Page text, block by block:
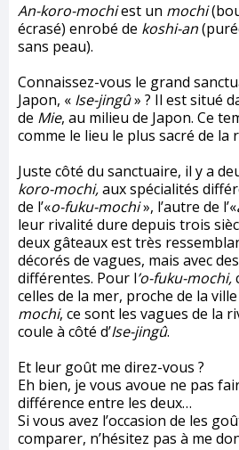
An-koro-mochiest un mochi
écrasé) enrobé de koshi-an
sans peau).
Connaissez-vous le grand
Japon, « Ise-jingû» ? Il est situé
de Mie, au milieu de Japon. Ce
comme le lieu le plus sacré de la
Juste côté du sanctuaire, il y a
koro-mochi,aux spécialités
de l’«o-fuku-mochi», l’autre de l’«
leur rivalité dure depuis trois
deux gâteaux est très
décorés de vagues, mais avec
différentes. Pour l’o-fuku-mochi,
celles de la mer, proche de la ville
mochi, ce sont les vagues de la
coule à côté d’Ise-jingû.
Et leur goût me direz-vous ?
Eh bien, je vous avoue ne pas
différence entre les deux…
Si vous avez l’occasion de les
comparer, n’hésitez pas à me